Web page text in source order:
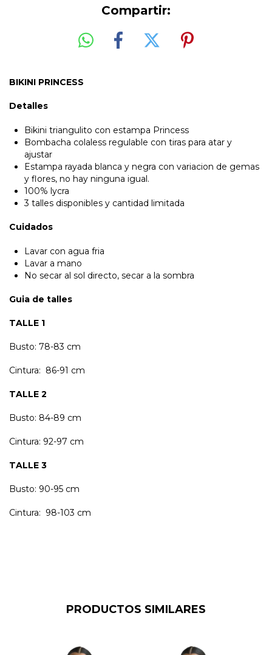
Compartir:
BIKINI PRINCESS
Detalles
Bikini triangulito con estampa Princess
Bombacha colaless regulable con tiras para atar y
ajustar
Estampa rayada blanca y negra con variacion de gemas
y flores, no hay ninguna igual.
100% lycra
3 talles disponibles y cantidad limitada
Cuidados
Lavar con agua fria
Lavar a mano
No secar al sol directo, secar a la sombra
Guia de talles
TALLE 1
Busto: 78-83 cm
Cintura: 86-91 cm
TALLE 2
Busto: 84-89 cm
Cintura: 92-97 cm
TALLE 3
Busto: 90-95 cm
Cintura: 98-103 cm
PRODUCTOS SIMILARES